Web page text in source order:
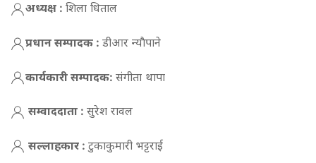
अध्यक्ष : शिला धिताल
प्रधान सम्पादक : डीआर न्याैपाने
कार्यकारी सम्पादक: संगीता थापा
सम्वाददाता : सुरेश रावल
सल्लाहकार : टुकाकुमारी भट्टराई